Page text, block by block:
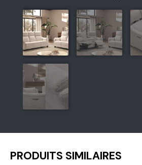
PRODUITS SIMILAIRES